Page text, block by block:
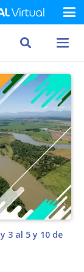
3 al 5 y 10 de